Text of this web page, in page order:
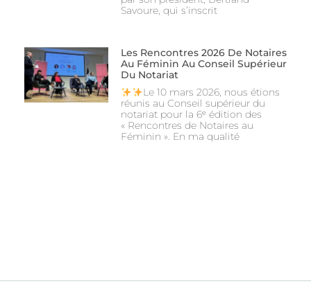
Savoure, qui s’inscrit
Les Rencontres 2026 De Notaires
Au Féminin Au Conseil Supérieur
Du Notariat
Le 10 mars 2026, nous étions
réunis au Conseil supérieur du
notariat pour la 6ᵉ édition des
« Rencontres de Notaires au
Féminin ». En ma qualité